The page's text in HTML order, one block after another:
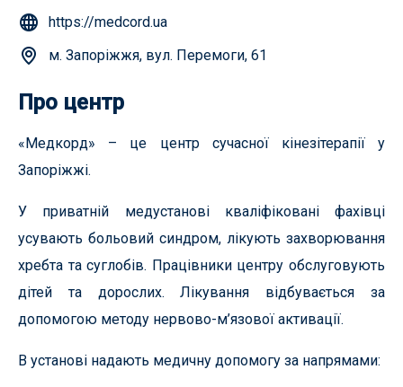
https://medcord.ua
м. Запоріжжя, вул. Перемоги, 61
Про центр
«Медкорд» – це центр сучасної кінезітерапії у
Запоріжжі.
У приватній медустанові кваліфіковані фахівці
усувають больовий синдром, лікують захворювання
хребта та суглобів. Працівники центру обслуговують
дітей та дорослих. Лікування відбувається за
допомогою методу нервово-м’язової активації.
В установі надають медичну допомогу за напрямами: